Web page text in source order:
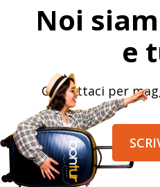
Noi
e
Contattaci per